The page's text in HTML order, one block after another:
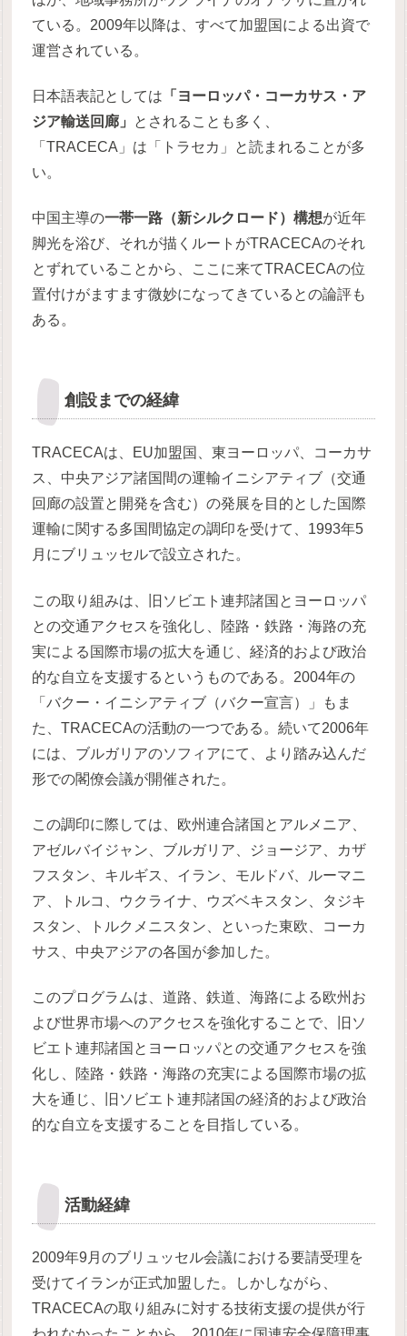
ている。2009年以降は、すべて加盟国による出資で
運営されている。
日本語表記としては 「ヨーロッパ・コーカサス・ア
ジア輸送回廊」
とされることも多く、
「TRACECA」は「トラセカ」と読まれることが多
い。
中国主導の一帯一路（新シルクロード）構想が近年
脚光を浴び、それが描くルートがTRACECAのそれ
とずれていることから、ここに来てTRACECAの位
置付けがますます微妙になってきているとの論評も
ある。
創設までの経緯
TRACECAは、EU加盟国、東ヨーロッパ、コーカサ
ス、中央アジア諸国間の運輸イニシアティブ（交通
回廊の設置と開発を含む）の発展を目的とした国際
運輸に関する多国間協定の調印を受けて、1993年5
月にブリュッセルで設立された。
この取り組みは、旧ソビエト連邦諸国とヨーロッパ
との交通アクセスを強化し、陸路・鉄路・海路の充
実による国際市場の拡大を通じ、経済的および政治
的な自立を支援するというものである。2004年の
「バクー・イニシアティブ（バクー宣言）」もま
た、TRACECAの活動の一つである。続いて2006年
には、ブルガリアのソフィアにて、より踏み込んだ
形での閣僚会議が開催された。
この調印に際しては、欧州連合諸国とアルメニア、
アゼルバイジャン、ブルガリア、ジョージア、カザ
フスタン、キルギス、イラン、モルドバ、ルーマニ
ア、トルコ、ウクライナ、ウズベキスタン、タジキ
スタン、トルクメニスタン、といった東欧、コーカ
サス、中央アジアの各国が参加した。
このプログラムは、道路、鉄道、海路による欧州お
よび世界市場へのアクセスを強化することで、旧ソ
ビエト連邦諸国とヨーロッパとの交通アクセスを強
化し、陸路・鉄路・海路の充実による国際市場の拡
大を通じ、旧ソビエト連邦諸国の経済的および政治
的な自立を支援することを目指している。
活動経緯
2009年9月のブリュッセル会議における要請受理を
受けてイランが正式加盟した。しかしながら、
TRACECAの取り組みに対する技術支援の提供が行